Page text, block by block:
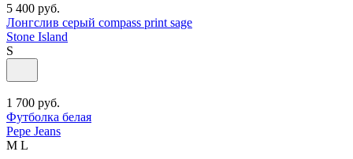
5 400 руб.
Лонгслив серый compass print sage
Stone Island
S
1 700 руб.
Футболка белая
Pepe Jeans
M L